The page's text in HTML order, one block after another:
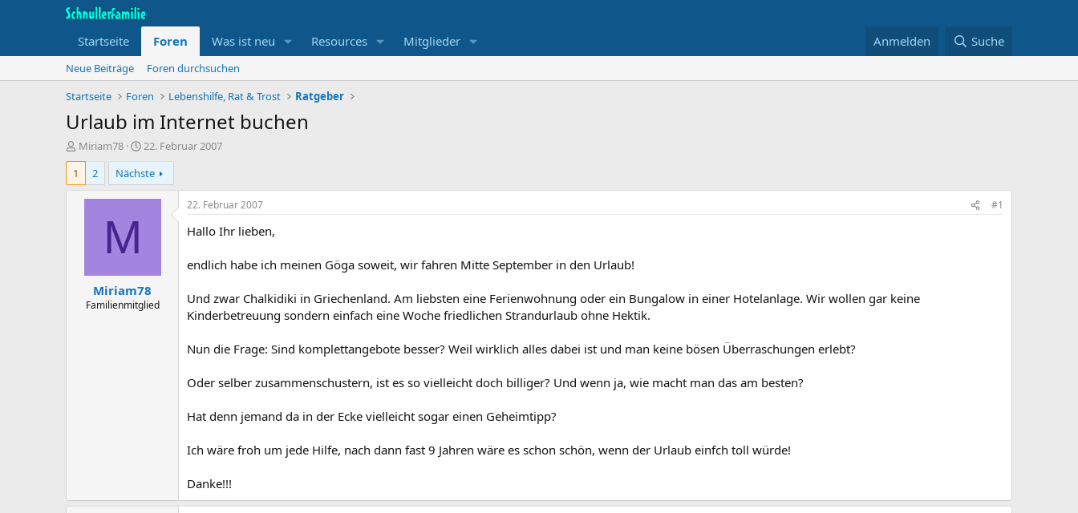
Startseite Foren Was ist neu Resources Mitglieder Anmelden Suche
Neue Beiträge
Foren durchsuchen
Startseite
Foren Lebenshilfe, Rat & Trost Ratgeber
Urlaub im Internet buchen
T
h
m
Miriam78
B
e
g
i
n
u
m
22. Februar 2007
1
2 Nächste
M
Miriam78
Familienmitglied
22. Februar 2007 #1
Hallo Ihr lieben,
endlich habe ich meinen Göga soweit, wir fahren Mitte September in den Urlaub!
Und zwar Chalkidiki in Griechenland. Am liebsten eine Ferienwohnung oder ein Bungalow in einer Hotelanlage. Wir wollen gar keine
Kinderbetreuung sondern einfach eine Woche friedlichen Strandurlaub ohne Hektik.
Nun die Frage: Sind komplettangebote besser? Weil wirklich alles dabei ist und man keine bösen Überraschungen erlebt?
Oder selber zusammenschustern, ist es so vielleicht doch billiger? Und wenn ja, wie macht man das am besten?
Hat denn jemand da in der Ecke vielleicht sogar einen Geheimtipp?
Ich wäre froh um jede Hilfe, nach dann fast 9 Jahren wäre es schon schön, wenn der Urlaub einfch toll würde!
Danke!!!